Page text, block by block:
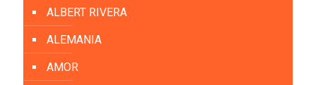
ALBERT RIVERA
ALEMANIA
AMOR